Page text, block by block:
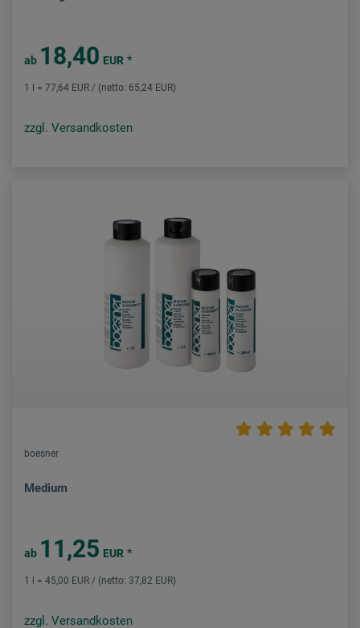
ab 18,40 EUR *
1 l = 77,64 EUR / (netto: 65,24 EUR)
zzgl. Versandkosten
boesner
Medium
ab 11,25 EUR *
1 l = 45,00 EUR / (netto: 37,82 EUR)
zzgl. Versandkosten